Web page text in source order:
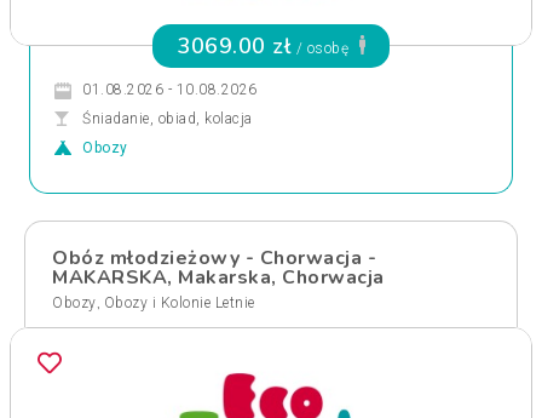
3069.00 zł / osobę
01.08.2026 - 10.08.2026
Śniadanie, obiad, kolacja
Obozy
Obóz młodzieżowy - Chorwacja -
MAKARSKA, Makarska, Chorwacja
Obozy, Obozy i Kolonie Letnie